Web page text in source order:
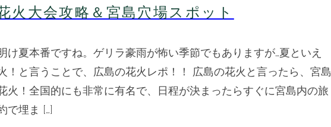
火大会攻略＆宮島穴場スポット
け夏本番ですね。ゲリラ豪雨が怖い季節でもありますが…夏といえ
！と言うことで、広島の花火レポ！！ 広島の花火と言ったら、宮島
火！全国的にも非常に有名で、日程が決まったらすぐに宮島内の旅
で埋ま […]